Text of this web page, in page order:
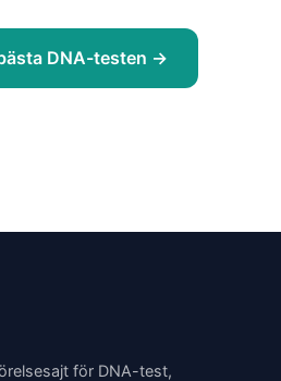
DNA-testen →
för DNA-test,